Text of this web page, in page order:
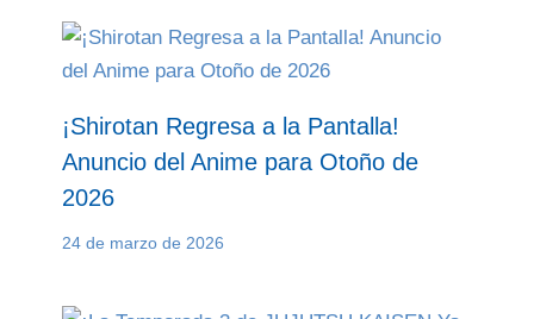
¡Shirotan Regresa a la Pantalla!
Anuncio del Anime para Otoño de
2026
24 de marzo de 2026